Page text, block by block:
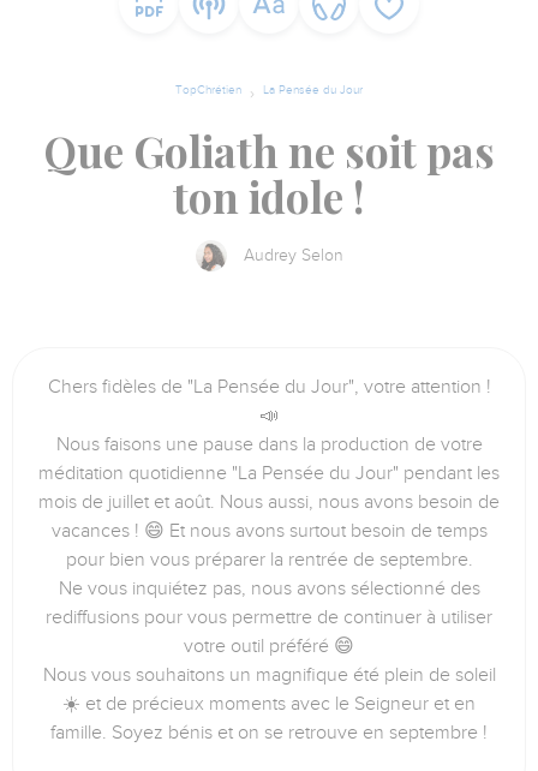
TopChrétien La Pensée du Jour
Que Goliath ne soit pas
ton idole !
Audrey Selon
Chers fidèles de "La Pensée du Jour", votre attention !
📣
Nous faisons une pause dans la production de votre
méditation quotidienne "La Pensée du Jour" pendant les
mois de juillet et août. Nous aussi, nous avons besoin de
vacances ! 😄 Et nous avons surtout besoin de temps
pour bien vous préparer la rentrée de septembre.
Ne vous inquiétez pas, nous avons sélectionné des
rediffusions pour vous permettre de continuer à utiliser
votre outil préféré 😄
Nous vous souhaitons un magnifique été plein de soleil
☀️ et de précieux moments avec le Seigneur et en
famille. Soyez bénis et on se retrouve en septembre !